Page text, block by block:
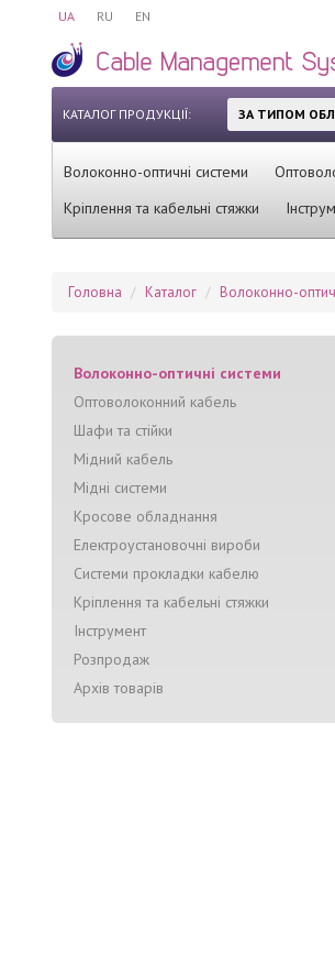
UA RU EN
КАТАЛОГ ПРОДУКЦІЇ: ЗА ТИПОМ
Волоконно-оптичні системи
Кріплення та кабельні стяжки
Головна Каталог Волоконно-
Волоконно-оптичні системи
Оптоволоконний кабель
Шафи та стійки
Мідний кабель
Мідні системи
Кросове обладнання
Електроустановочні вироби
Системи прокладки кабелю
Кріплення та кабельні стяжки
Інструмент
Розпродаж
Архів товарів